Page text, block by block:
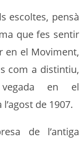
escoltes, pensà
que fes sentir
en el Moviment,
com a distintiu,
en el
l’agost de 1907.
de l’antiga